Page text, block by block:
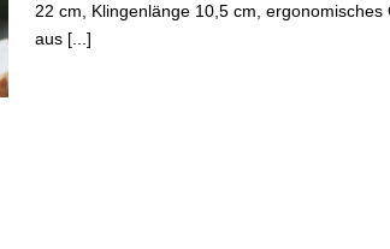
22 cm, Klingenlänge 10,5 cm, ergonomisches
aus [...]